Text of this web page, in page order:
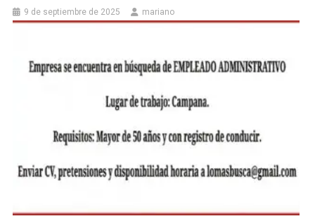
9 de septiembre de 2025 mariano